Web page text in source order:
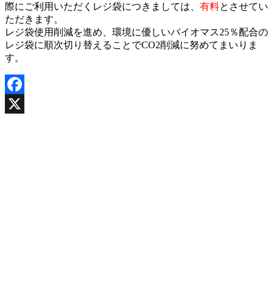
際にご利用いただくレジ袋につきましては、 有料とさせてい
ただきます。
レジ袋使用削減を進め、環境に優しいバイオマス25％配合の
レジ袋に順次切り替えることでCO2削減に努めてまいりま
す。
Facebook